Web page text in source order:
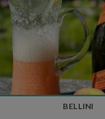
Temps de préparation :
Nombre de couverts :
BELLINI